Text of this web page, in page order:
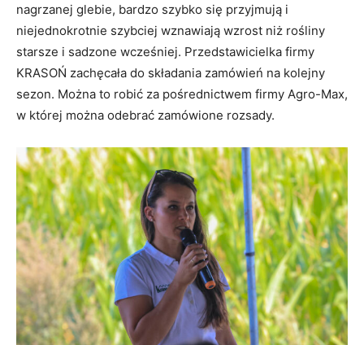
nagrzanej glebie, bardzo szybko się przyjmują i
niejednokrotnie szybciej wznawiają wzrost niż rośliny
starsze i sadzone wcześniej. Przedstawicielka firmy
KRASOŃ zachęcała do składania zamówień na kolejny
sezon. Można to robić za pośrednictwem firmy Agro-Max,
w której można odebrać zamówione rozsady.